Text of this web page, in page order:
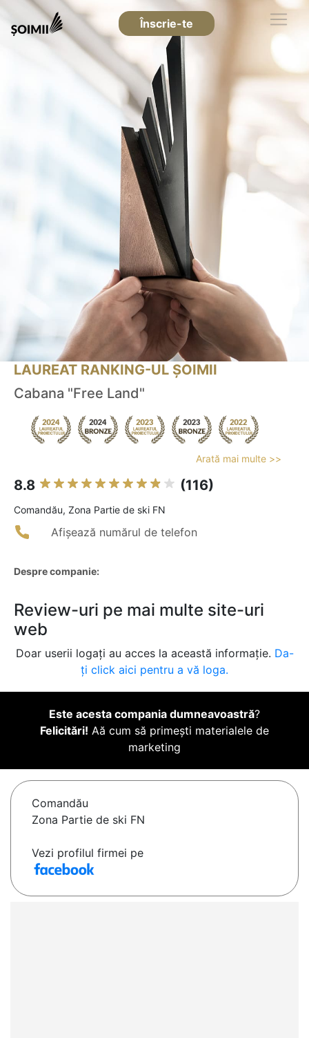
Înscrie-te
LAUREAT RANKING-UL ȘOIMII
Cabana "Free Land"
Arată mai multe >>
8.8 (116)
Comandău, Zona Partie de ski FN
Afișează numărul de telefon
Despre companie:
Review-uri pe mai multe site-uri
web
Doar userii logați au acces la această informație. Da-
ți click aici pentru a vă loga.
Este acesta compania dumneavoastră?
Felicitări! Aă cum să primești materialele de
marketing
Comandău
Zona Partie de ski FN
Vezi profilul firmei pe